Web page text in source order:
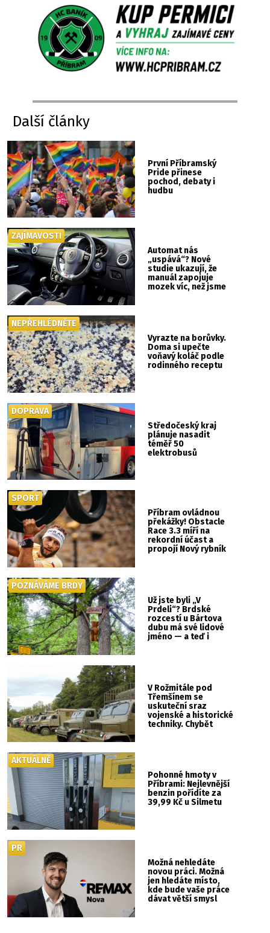
Další články
První Příbramský
Pride přinese
pochod, debaty i
hudbu
Automat nás
„uspává“? Nové
studie ukazují, že
manuál zapojuje
mozek víc, než jsme
ZAJÍMAVOSTI
Vyrazte na borůvky.
Doma si upečte
voňavý koláč podle
rodinného receptu
NEPŘEHLÉDNĚTE
Středočeský kraj
plánuje nasadit
téměř 50
elektrobusů
DOPRAVA
Příbram ovládnou
překážky! Obstacle
Race 3.3 míří na
rekordní účast a
propojí Nový rybník
SPORT
Už jste byli „V
Prdeli“? Brdské
rozcestí u Bártova
dubu má své lidové
jméno — a teď i
POZNÁVÁME BRDY
V Rožmitále pod
Třemšínem se
uskuteční sraz
vojenské a historické
techniky. Chybět
Pohonné hmoty v
Příbrami: Nejlevnější
benzin pořídíte za
39,99 Kč u Silmetu
AKTUÁLNĚ
Možná nehledáte
novou práci. Možná
jen hledáte místo,
kde bude vaše práce
dávat větší smysl
PR